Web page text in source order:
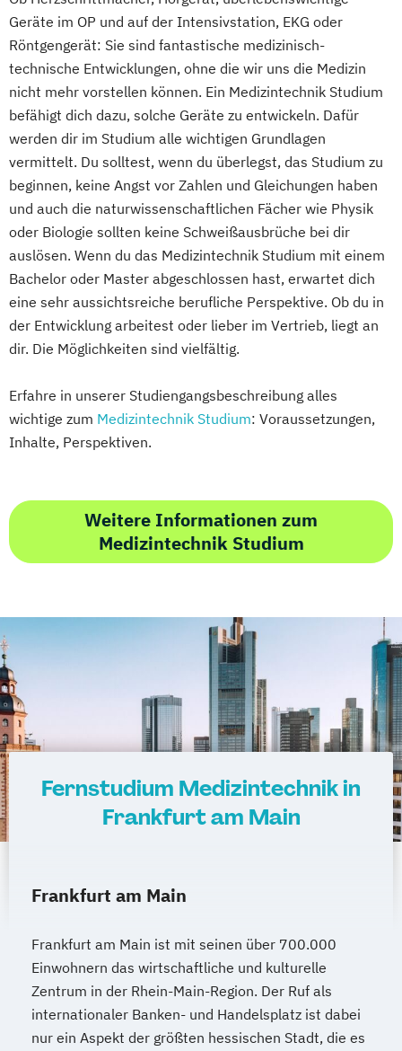
Geräte im OP und auf der Intensivstation, EKG oder
Röntgengerät: Sie sind fantastische medizinisch-
technische Entwicklungen, ohne die wir uns die Medizin
nicht mehr vorstellen können. Ein Medizintechnik Studium
befähigt dich dazu, solche Geräte zu entwickeln. Dafür
werden dir im Studium alle wichtigen Grundlagen
vermittelt. Du solltest, wenn du überlegst, das Studium zu
beginnen, keine Angst vor Zahlen und Gleichungen haben
und auch die naturwissenschaftlichen Fächer wie Physik
oder Biologie sollten keine Schweißausbrüche bei dir
auslösen. Wenn du das Medizintechnik Studium mit einem
Bachelor oder Master abgeschlossen hast, erwartet dich
eine sehr aussichtsreiche berufliche Perspektive. Ob du in
der Entwicklung arbeitest oder lieber im Vertrieb, liegt an
dir. Die Möglichkeiten sind vielfältig.
Erfahre in unserer Studiengangsbeschreibung alles
wichtige zum Medizintechnik Studium: Voraussetzungen,
Inhalte, Perspektiven.
Weitere Informationen zum
Medizintechnik Studium
Fernstudium Medizintechnik in
Frankfurt am Main
Frankfurt am Main
Frankfurt am Main ist mit seinen über 700.000
Einwohnern das wirtschaftliche und kulturelle
Zentrum in der Rhein-Main-Region. Der Ruf als
internationaler Banken- und Handelsplatz ist dabei
nur ein Aspekt der größten hessischen Stadt, die es